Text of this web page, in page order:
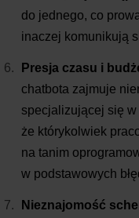
do jednego, co
inaczej komunikują
Presja czasu i
chatbota zajmuje
specjalizującej się w
że którykolwiek
na tanim
w podstawowych
Nieznajomość